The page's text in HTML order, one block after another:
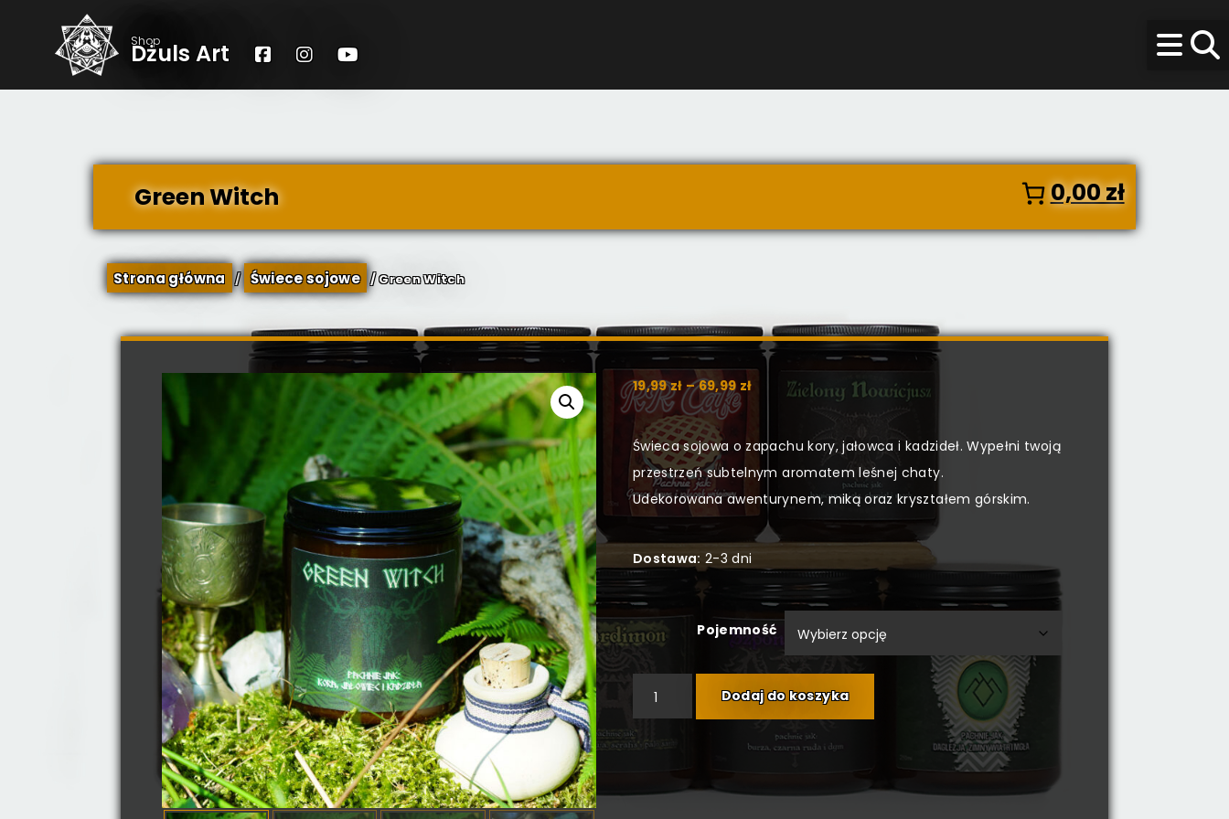
Open toolbar
Shop
Dżuls Art
Green Witch 0,00 zł
Strona główna / Świece sojowe / Green Witch
19,99zł –69,99 zł
Świeca sojowa o zapachu kory, jałowca i kadzideł. Wypełni twoją
przestrzeń subtelnym aromatem leśnej chaty.
Udekorowana awenturynem, miką oraz kryształem górskim.
Dostawa: 2-3 dni
Pojemność
ilość Green Witch
Dodaj do koszyka